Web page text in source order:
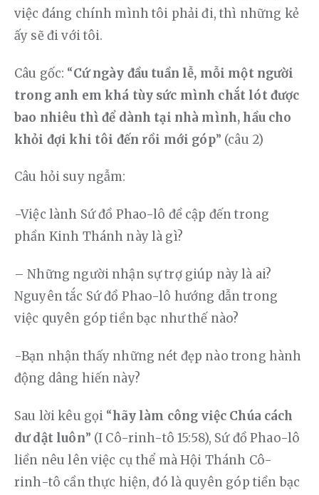
việc đáng chính mình tôi phải đi, thì những kẻ
ấy sẽ đi với tôi.
Câu gốc: “Cứ ngày đầu tuần lễ, mỗi một người
trong anh em khá tùy sức mình chắt lót được
bao nhiêu thì để dành tại nhà mình, hầu cho
khỏi đợi khi tôi đến rồi mới góp” (câu 2)
Câu hỏi suy ngẫm:
-Việc lành Sứ đồ Phao-lô đề cập đến trong
phần Kinh Thánh này là gì?
– Những người nhận sự trợ giúp này là ai?
Nguyên tắc Sứ đồ Phao-lô hướng dẫn trong
việc quyên góp tiền bạc như thế nào?
-Bạn nhận thấy những nét đẹp nào trong hành
động dâng hiến này?
Sau lời kêu gọi “hãy làm công việc Chúa cách
dư dật luôn” (I Cô-rinh-tô 15:58), Sứ đồ Phao-lô
liền nêu lên việc cụ thể mà Hội Thánh Cô-
rinh-tô cần thực hiện, đó là quyên góp tiền bạc